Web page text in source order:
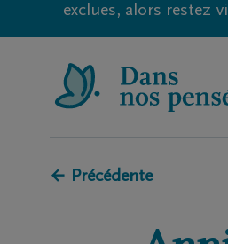
exclues, alors restez
← Précédente